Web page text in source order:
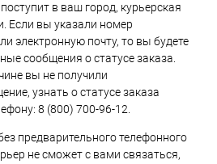
в ваш город, курьерская
Если вы указали номер
электронную почту, то вы будете
сообщения о статусе заказа.
вы не получили
узнать о статусе заказа
8 (800) 700-96-12.
предварительного телефонного
не сможет с вами связаться,